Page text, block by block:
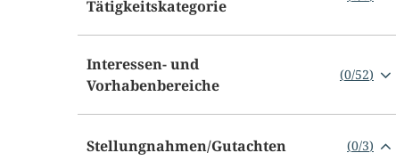
Tätigkeitskategorie
Interessen- und
Vorhabenbereiche
(0/52)
Stellungnahmen/​Gutachten (0/3)